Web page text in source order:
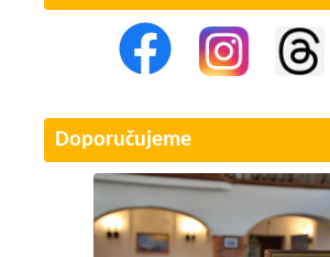
Doporučujeme